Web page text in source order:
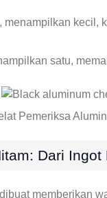
menampilkan
satu,
Pemeriksa
Dari
memberikan